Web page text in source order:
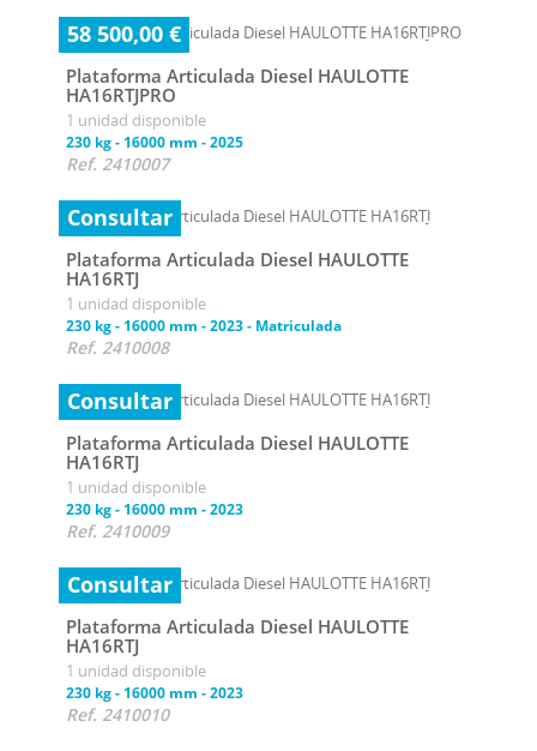
58 500,00 €
Plataforma Articulada Diesel HAULOTTE
HA16RTJPRO
1 unidad disponible
230 kg- 16000 mm -2025
Ref. 2410007
Consultar
Plataforma Articulada Diesel HAULOTTE
HA16RTJ
1 unidad disponible
230 kg- 16000 mm -2023- Matriculada
Ref. 2410008
Consultar
Plataforma Articulada Diesel HAULOTTE
HA16RTJ
1 unidad disponible
230 kg- 16000 mm -2023
Ref. 2410009
Consultar
Plataforma Articulada Diesel HAULOTTE
HA16RTJ
1 unidad disponible
230 kg- 16000 mm -2023
Ref. 2410010